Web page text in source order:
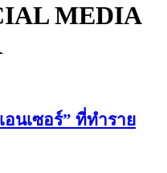
MEDIA
นเซอร์” ที่ทำราย